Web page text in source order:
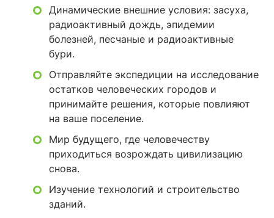
Динамические внешние условия: засуха,
радиоактивный дождь, эпидемии
болезней, песчаные и радиоактивные
бури.
Отправляйте экспедиции на исследование
остатков человеческих городов и
принимайте решения, которые повлияют
на ваше поселение.
Мир будущего, где человечеству
приходиться возрождать цивилизацию
снова.
Изучение технологий и строительство
зданий.